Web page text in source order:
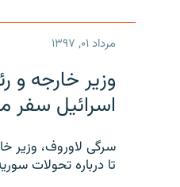
مرداد ۰۱, ۱۳۹۷
وزیر خارجه و
اسرائیل سفر
سرگی لاوروف، وزیر
تا درباره تحولات